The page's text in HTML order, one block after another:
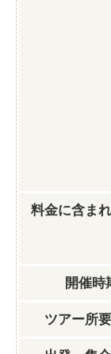
料金に含ま
開催時
ツアー所